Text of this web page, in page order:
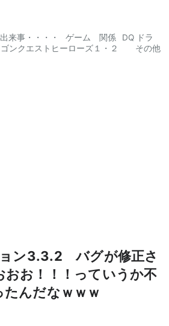
来事・・・・ ゲーム 関係
DQ ドラ
ンクエストヒーローズ１・２ その他
ン3.3.2 バグが修正さ
お！！！っていうか不
んだなｗｗｗ